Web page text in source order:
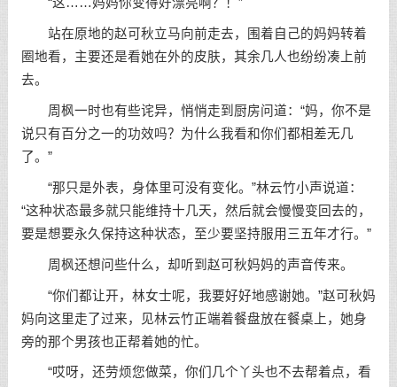
“这……妈妈你变得好漂亮啊？！”
站在原地的赵可秋立马向前走去，围着自己的妈妈转着
圈地看，主要还是看她在外的皮肤，其余几人也纷纷凑上前
去。
周枫一时也有些诧异，悄悄走到厨房问道：“妈，你不是
说只有百分之一的功效吗？为什么我看和你们都相差无几
了。”
“那只是外表，身体里可没有变化。”林云竹小声说道：
“这种状态最多就只能维持十几天，然后就会慢慢变回去的，
要是想要永久保持这种状态，至少要坚持服用三五年才行。”
周枫还想问些什么，却听到赵可秋妈妈的声音传来。
“你们都让开，林女士呢，我要好好地感谢她。”赵可秋妈
妈向这里走了过来，见林云竹正端着餐盘放在餐桌上，她身
旁的那个男孩也正帮着她的忙。
“哎呀，还劳烦您做菜，你们几个丫头也不去帮着点，看